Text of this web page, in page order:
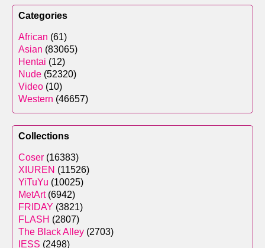
Categories
African (61)
Asian (83065)
Hentai (12)
Nude (52320)
Video (10)
Western (46657)
Collections
Coser (16383)
XIUREN (11526)
YiTuYu (10025)
MetArt(6942)
FRIDAY (3821)
FLASH (2807)
The Black Alley (2703)
IESS (2498)